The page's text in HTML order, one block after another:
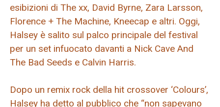
esibizioni di The xx, David Byrne, Zara Larsson,
Florence + The Machine, Kneecap e altri. Oggi,
Halsey è salito sul palco principale del festival
per un set infuocato davanti a Nick Cave And
The Bad Seeds e Calvin Harris.
Dopo un remix rock della hit crossover ‘Colours’,
Halsey ha detto al pubblico che “non sapevano